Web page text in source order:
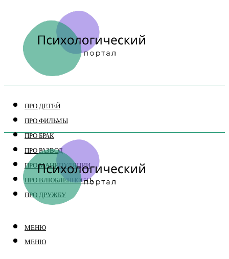
ПРО ДЕТЕЙ
ПРО ФИЛЬМЫ
ПРО БРАК
ПРО РАЗВОД
ПРО МАНИПУЛЯЦИИ
ПРО ВЛЮБЛЕННОСТЬ
ПРО ДРУЖБУ
МЕНЮ
МЕНЮ